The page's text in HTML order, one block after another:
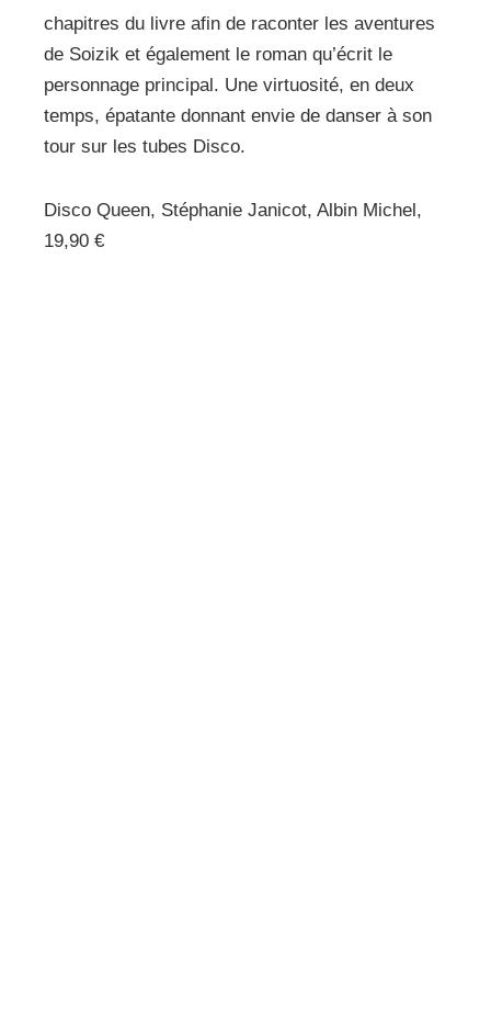
chapitres du livre afin de raconter les aventures
de Soizik et également le roman qu’écrit le
personnage principal. Une virtuosité, en deux
temps, épatante donnant envie de danser à son
tour sur les tubes Disco.
Disco Queen, Stéphanie Janicot, Albin Michel,
19,90 €